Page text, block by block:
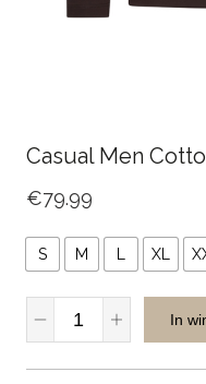
Casual Men
€79.99
S M XL
Casual
Men
In